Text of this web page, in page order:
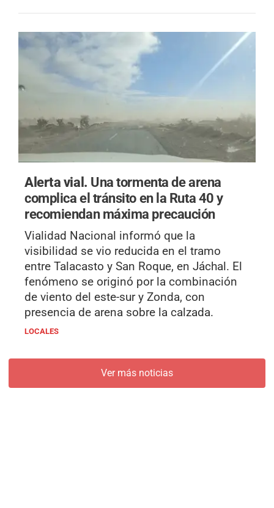
Alerta vial. Una tormenta de arena
complica el tránsito en la Ruta 40 y
recomiendan máxima precaución
Vialidad Nacional informó que la
visibilidad se vio reducida en el tramo
entre Talacasto y San Roque, en Jáchal. El
fenómeno se originó por la combinación
de viento del este-sur y Zonda, con
presencia de arena sobre la calzada.
LOCALES
Ver más noticias